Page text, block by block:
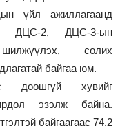
үйл ажиллагаанд
ДЦС-2, ДЦС-3-ын
солих
байгаа юм.
доошгүй хувийг
эзэлж байна.
байгаагаас 74.2